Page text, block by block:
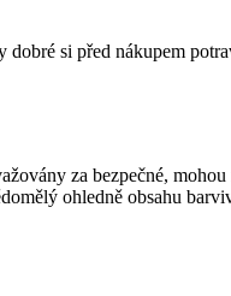
si před nákupem
za bezpečné,
ohledně obsahu